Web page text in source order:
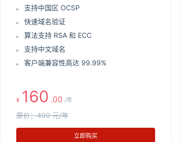
支持中国区 OCSP
快速域名验证
算法支持 RSA 和 ECC
支持中文域名
客户端兼容性高达 99.99%
¥ 160 .00 /年
原价：400 元/年
立即购买